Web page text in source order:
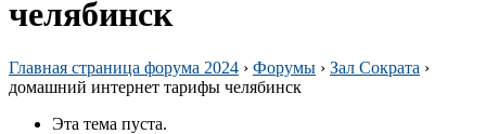
челябинск
Главная страница форума 2024 › Форумы › Зал Сократа ›
домашний интернет тарифы челябинск
Эта тема пуста.